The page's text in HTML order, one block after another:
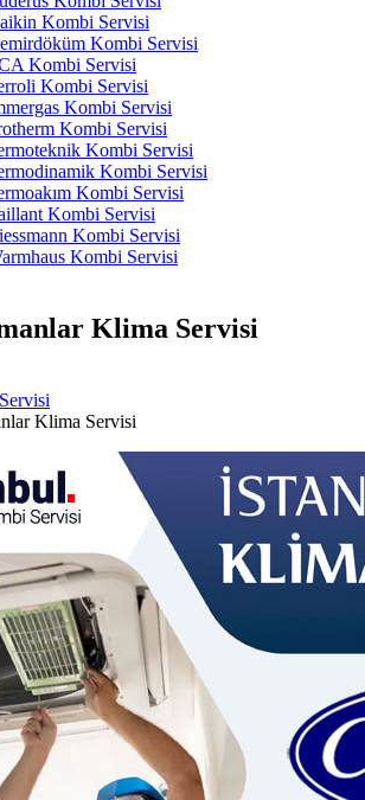
Kombi Servisi
Kombi Servisi
Kombi Servisi
Kombi Servisi
Kombi Servisi
Kombi Servisi
Kombi Servisi
Kombi Servisi
Kombi Servisi
Kombi Servisi
Kombi Servisi
Kombi Servisi
Klima Servisi
Klima Servisi